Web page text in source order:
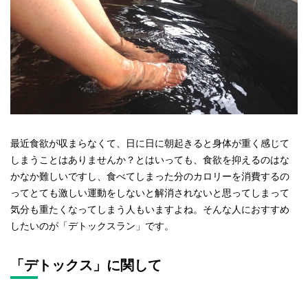
最近食欲が収まらなくて、日に日に朝起きると身体が重く感じて
しまうことはありませんか？とはいっても、食欲を抑えるのはな
かなか難しいですし、食べてしまった分のカロリーを消費するの
ってとても激しい運動をしないと解消されないと思ってしまって
気分も重たくなってしまう人もいますよね。そんな人におすすめ
したいのが「デトックスラン」です。
「デトックス」に関して